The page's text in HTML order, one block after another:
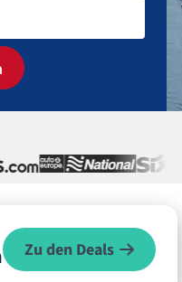
Zu den Deals